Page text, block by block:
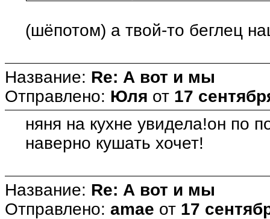
(шёпотом) а твой-то беглец
Название: Re: А вот и мы
Отправлено: Юля от 17
няня на кухне увидела!он по
наверно кушать хочет!
Название: Re: А вот и мы
Отправлено: amae от 17